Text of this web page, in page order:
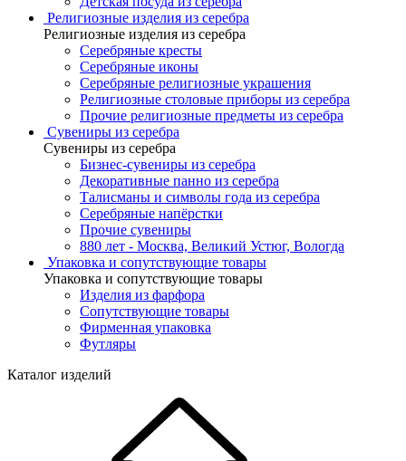
Религиозные изделия из серебра
Религиозные изделия из серебра
Серебряные кресты
Серебряные иконы
Серебряные религиозные украшения
Религиозные столовые приборы из серебра
Прочие религиозные предметы из серебра
Сувениры из серебра
Сувениры из серебра
Бизнес-сувениры из серебра
Декоративные панно из серебра
Талисманы и символы года из серебра
Серебряные напёрстки
Прочие сувениры
880 лет - Москва, Великий Устюг, Вологда
Упаковка и сопутствующие товары
Упаковка и сопутствующие товары
Изделия из фарфора
Сопутствующие товары
Фирменная упаковка
Футляры
Каталог изделий